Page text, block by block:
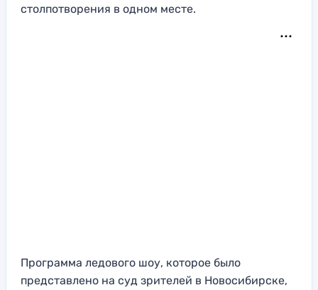
столпотворения в одном месте.
Программа ледового шоу, которое было
представлено на суд зрителей в Новосибирске,